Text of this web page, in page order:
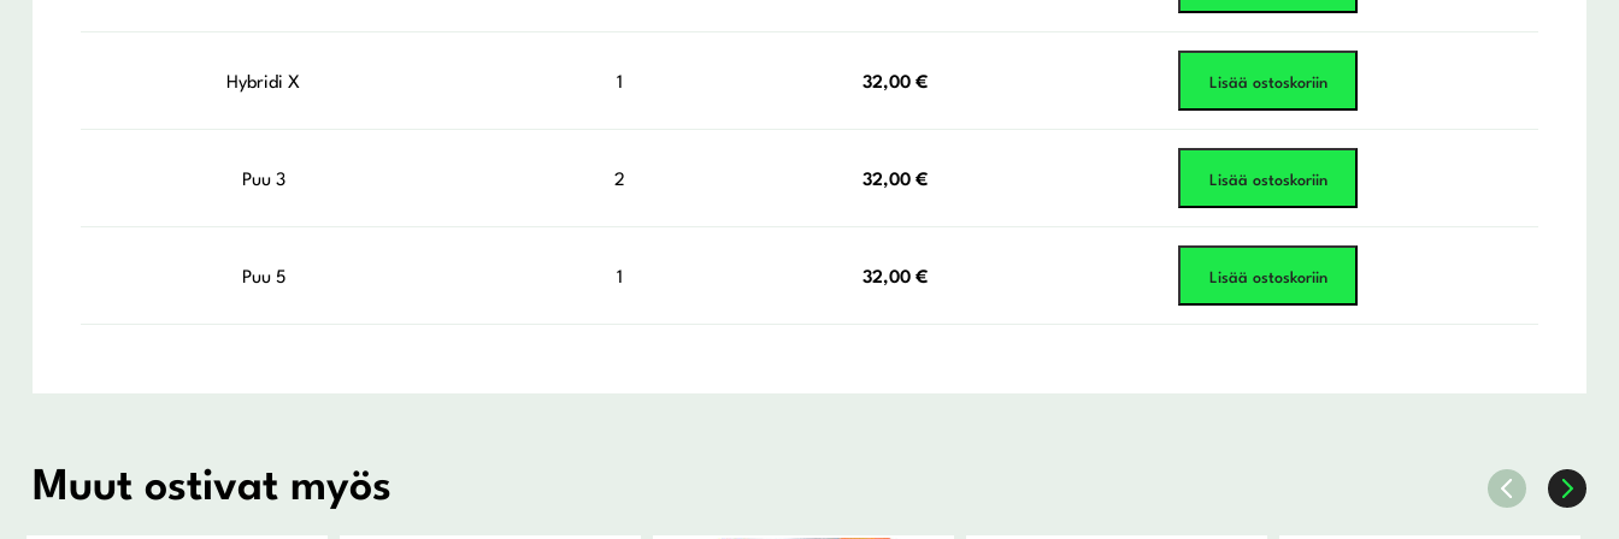
Hybridi X 1 32,00€ Lisää ostoskoriin
Puu 3 2 32,00€ Lisää ostoskoriin
Puu 5 1 32,00€ Lisää ostoskoriin
Muut ostivat myös